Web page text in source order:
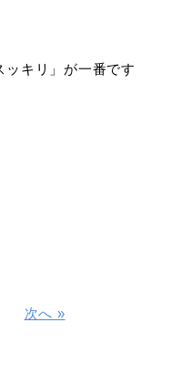
キリ」が一番です
次へ »